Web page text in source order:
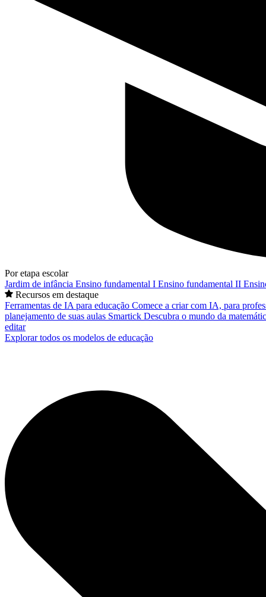
Por etapa escolar
Jardim de infância Ensino fundamental I Ensino fundamental II
Recursos em destaque
Ferramentas de IA para educação Comece a criar com IA, para
planejamento de suas aulas Smartick Descubra o mundo da
editar
Explorar todos os modelos de educação